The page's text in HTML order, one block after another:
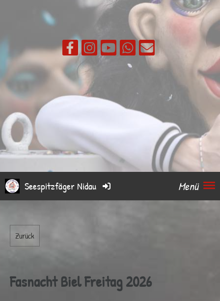
Menü
Seespitzfäger Nidau
Zurück
Fasnacht Biel Freitag 2026